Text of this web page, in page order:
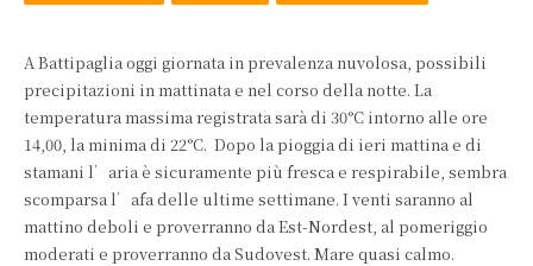
A Battipaglia oggi giornata in prevalenza nuvolosa, possibili
precipitazioni in mattinata e nel corso della notte. La
temperatura massima registrata sarà di 30°C intorno alle ore
14,00, la minima di 22°C. Dopo la pioggia di ieri mattina e di
stamani l’aria è sicuramente più fresca e respirabile, sembra
scomparsa l’afa delle ultime settimane. I venti saranno al
mattino deboli e proverranno da Est-Nordest, al pomeriggio
moderati e proverranno da Sudovest. Mare quasi calmo.